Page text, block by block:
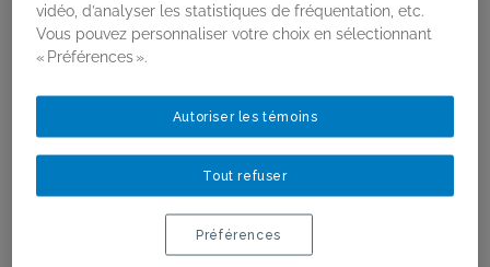
AUTRICES
Sirma Bilge
vidéo, d’analyser les statistiques de fréquentation, etc.
Vous pouvez personnaliser votre choix en sélectionnant
« Préférences ».
Tout refuser
Autoriser les témoins
Préférences